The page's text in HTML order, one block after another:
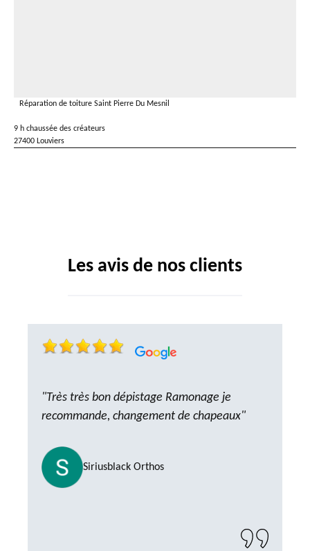
Réparation de toiture Saint Pierre Du Mesnil
9 h chaussée des créateurs
27400 Louviers
Les avis de nos clients
"Très très bon dépistage Ramonage je
recommande, changement de chapeaux"
Siriusblack Orthos